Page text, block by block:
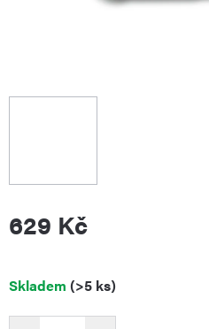
629 Kč
Měrná
Skladem (>5 ks)